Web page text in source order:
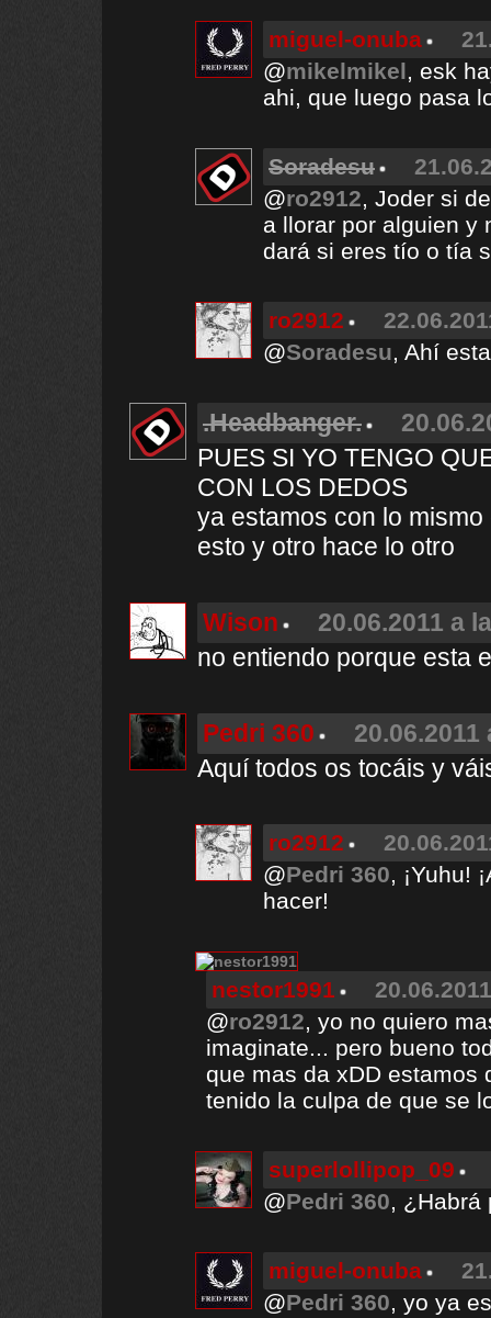
miguel-onuba
@mikelmikel, esk
ahi, que luego pasa
Soradesu
@ro2912, Joder si
a llorar por alguien y
dará si eres tío o tía
ro2912
@Soradesu, Ahí
.Headbanger.
PUES SI YO TENGO
CON LOS DEDOS
ya estamos con lo
esto y otro hace lo otro
Wison
20.06.2011 a
no entiendo porque esta
Pedri 360
20.06.2011
Aquí todos os tocáis y
ro2912
@Pedri 360, ¡Yuhu!
hacer!
nestor1991
@ro2912, yo no quiero
imaginate... pero bueno
que mas da xDD estamos
tenido la culpa de que se
superlollipop_09
@Pedri 360, ¿Habrá
miguel-onuba
@Pedri 360, yo ya